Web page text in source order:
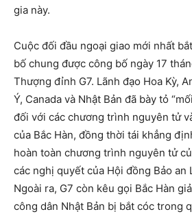
gia này.
Cuộc đối đầu ngoại giao mới nhất
bố chung được công bố ngày 17
Thượng đỉnh G7. Lãnh đạo Hoa Kỳ,
Ý, Canada và Nhật Bản đã bày tỏ
đối với các chương trình nguyên tử
của Bắc Hàn, đồng thời tái khẳng
hoàn toàn chương trình nguyên tử
các nghị quyết của Hội đồng Bảo an
Ngoài ra, G7 còn kêu gọi Bắc Hàn
công dân Nhật Bản bị bắt cóc trong